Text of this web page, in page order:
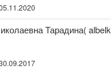
Тарадина(